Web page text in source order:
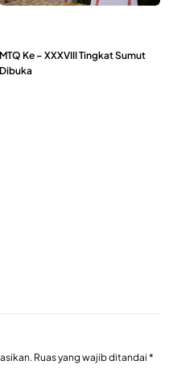
MTQ Ke – XXXVIII Tingkat Sumut
Dibuka
Ruas yang wajib ditandai *